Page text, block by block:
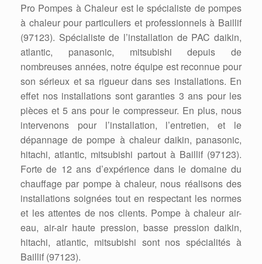
Pro Pompes à Chaleur est le spécialiste de pompes
à chaleur pour particuliers et professionnels à Baillif
(97123). Spécialiste de l’installation de PAC daikin,
atlantic, panasonic, mitsubishi depuis de
nombreuses années, notre équipe est reconnue pour
son sérieux et sa rigueur dans ses installations. En
effet nos installations sont garanties 3 ans pour les
pièces et 5 ans pour le compresseur. En plus, nous
intervenons pour l’installation, l’entretien, et le
dépannage de pompe à chaleur daikin, panasonic,
hitachi, atlantic, mitsubishi partout à Baillif (97123).
Forte de 12 ans d’expérience dans le domaine du
chauffage par pompe à chaleur, nous réalisons des
installations soignées tout en respectant les normes
et les attentes de nos clients. Pompe à chaleur air-
eau, air-air haute pression, basse pression daikin,
hitachi, atlantic, mitsubishi sont nos spécialités à
Baillif (97123).